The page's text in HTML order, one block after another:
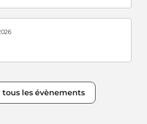
tous les évènements